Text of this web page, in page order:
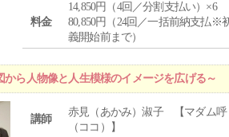
料金
14,850円（4回／分割支払い）×6
80,850円（24回／一括前納支払※
義開始前まで）
ら人物像と人生模様のイメージを広げる～
講師
赤見（あかみ）淑子 【マダム呼
（ココ）】